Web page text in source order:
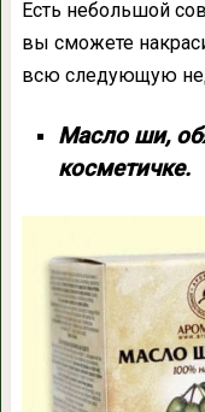
Есть небольшой
вы сможете
всю следующую
Масло ши,
косметичке.